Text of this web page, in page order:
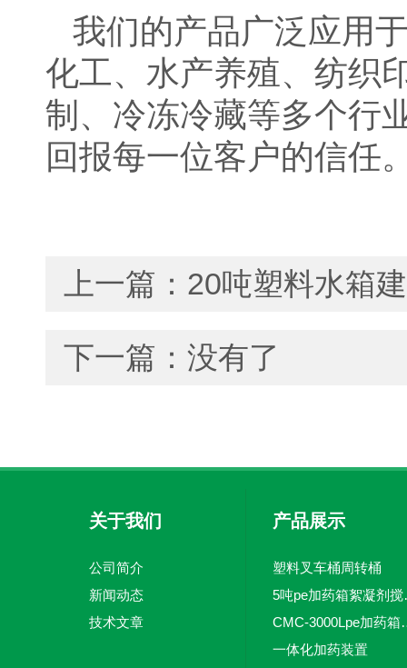
我们的产品广泛应用
化工、水产养殖、纺织
制、冷冻冷藏等多个行
回报每一位客户的信任
上一篇： 20吨塑料水箱
下一篇：没有了
关于我们
公司简介
新闻动态
技术文章
产品展示
塑料叉车桶周转桶
5吨pe
CMC-
一体化加药装置